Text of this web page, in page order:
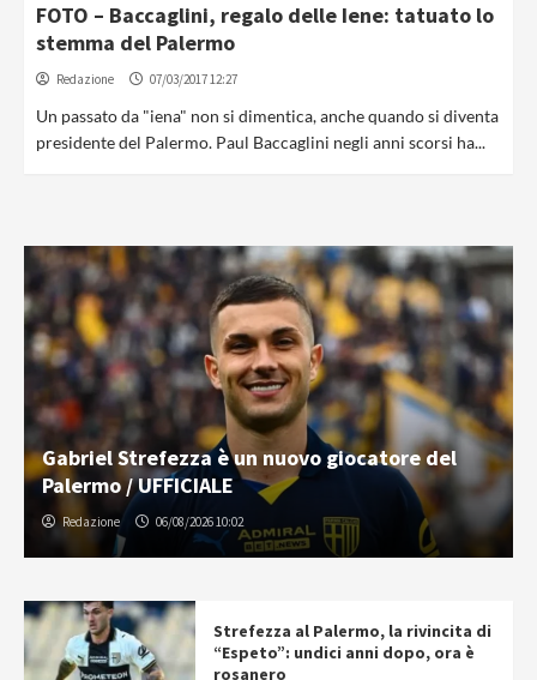
FOTO – Baccaglini, regalo delle Iene: tatuato lo
stemma del Palermo
Redazione 07/03/2017 12:27
Un passato da "iena" non si dimentica, anche quando si diventa
presidente del Palermo. Paul Baccaglini negli anni scorsi ha...
Gabriel Strefezza è un nuovo giocatore del
Palermo / UFFICIALE
Redazione 06/08/2026 10:02
Strefezza al Palermo, la rivincita di
“Espeto”: undici anni dopo, ora è
rosanero